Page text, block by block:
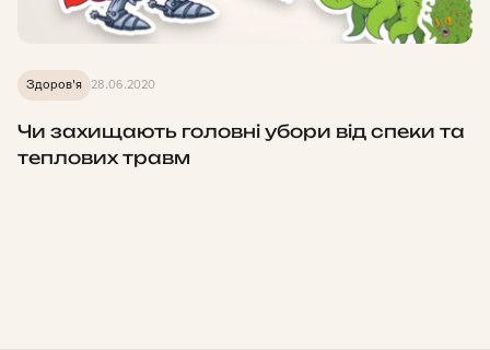
Здоров'я 28.06.2020
Чи захищають головні убори від спеки та
теплових травм